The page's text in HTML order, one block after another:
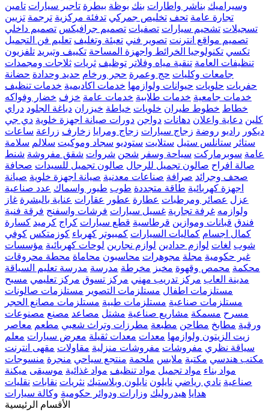
وسيراميك بناشر واطارات بنك بوظة بيطرة تاجير سيارات تامين
تجارة عامة تحف تخليص جمركي تدفئة مركزية ترجمة تزيين
تسجيلات تشحيم سيارات تصفيات تصميم جرافيكس تصميم داخلي
تصميم مواقع انترنت تصوير فني تعبئة وتغليف تعليم فن التجميل
تكسي تكنولوجيا الخرائط واجهزة المساحة تكييف وتبريد تلفزيون
تنظيفات العامة تنقية مياه وفلاتر توظيف ثريات ثلاجات ومجمدات
جامعات وكليات حج وعمرة حجر ورخام حديد وحدادة حضانة
حفريات حلويات حيوانات ولوازمها خدمات اكاديمية خدمات تنظيف
خدمات جامعية خدمات طلابية خدمات عامة خزف خضار وفواكه
خطاط خطوط طيران خلويات خياطة خيزران دباغة الجلود دراي
كلين دعاية واعلان دهانات دواجن دورات صيانة اجهزة خلوية دي جي
ديكور راديو روضة زجاج سيارات زجاج ومرايا زخارف زراعة ساعات
ستائر ستانلس ستيل ستلايت ستوديو سجاد وموكيت سلالم سلامة
عامة سوبرماركت سياحة وسفر شحن شروات شقق مفروشة شنط
صالة افراح صالون تجميل للرجال صالون تجميل للسيدات صحافة
صحف وجرائد صرافة صناعات معدنية صيانة اجهزة خلوية صيانة
اجهزة كهربائية طاقة متجددة طوب طيور واسماك عدد صناعية
عزل عصائر ومرطبات عطارة عطور عقارات عناية بالبشرة غاز
ولوازمه غرفة تجارية غسيل سيارات فرشات واسفنج فرقة فنية
فندق قبانات وموازين قرطاسية قطع سيارات كراج كرميد كسارة
كمال اجسام كماليات السيارات كمبيوتر كهرباء كوزمتكس كوفي
شوب لغات لوازم حدادين لوازم نجارين لوحات كهربائية مؤسسات
غير حكومية مجلة مجوهرات محاسبون محاماة محطة محروقات
محكمة محمص وقهوة مخبز مخرطة مدرسة مدرسة تعليم السياقة
مدينة العاب مركز تدريب مهني مركز تسوق مركز تعليمي مسبح
مستلزمات اطفال مستلزمات التصوير مستلزمات صالونات
مستلزمات صناعية مستلزمات طبية مستلزمات مصانع الحجر
مسرح مسمكة مشاريع صناعية مشتل مصاعد مصنع مصنوعات
ورقية مطابخ مطاحن مطبعة مطرزات وتراث شعبي مطعم معاصر
زيت الزيتون ولوازمها معدات معدات ثقيلة معرض سيارات معلم
سياقة نظري مفروشات مفروشات منزلية مقاولات مقهى انترنت
مكتب هندسي مكتبة ملابس ملحمة منتجع سياحي منجرة منسوجات
مواد بناء مواد تجميل مواد تنظيف مواد غذائية موسيقى ميكنة
صناعية نادي رياضي نايلون نايلون وبلاستيك نثريات نقابات نقليات
هدايا هيدروليك وزارات ودوائر حكومية وكالة سيارات
الأقسام الرئيسية